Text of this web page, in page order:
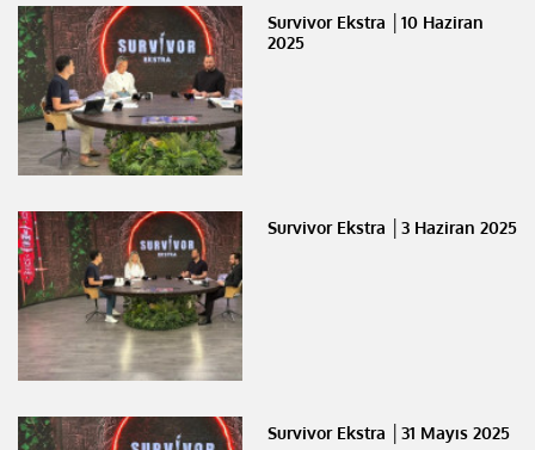
Survivor Ekstra │10 Haziran
2025
Survivor Ekstra │3 Haziran 2025
Survivor Ekstra │31 Mayıs 2025